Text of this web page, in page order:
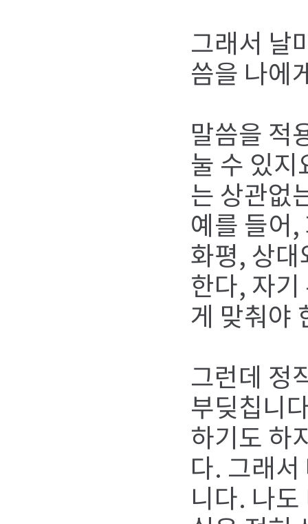
그래서 날
씀을 나에
말씀을 적
눌 수 있지
는 상관없
예를 들어
화평, 상대
한다, 자기
게 맞춰야
그런데 정
부딪칩니
하기도 하
다. 그래서
니다. 나